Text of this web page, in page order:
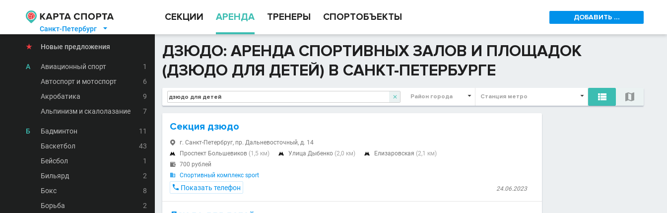
Санкт-Петербург 
СЕКЦИИ АРЕНДА ТРЕНЕРЫ СПОРТОБЪЕКТЫ ДОБАВИТЬ ...
★ Новые предложения
А Авиационный спорт
1
Автоспорт и мотоспорт
6
Акробатика
9
Альпинизм и скалолазание
7
Б Бадминтон
11
Баскетбол
43
Бейсбол
1
Бильярд
2
Бокс
8
Борьба
2
ДЗЮДО: АРЕНДА СПОРТИВНЫХ ЗАЛОВ И ПЛОЩАДОК
(ДЗЮДО ДЛЯ ДЕТЕЙ) В САНКТ-ПЕТЕРБУРГЕ
 Район города Станция метро  
Секция дзюдо
 г. Санкт-Петербруг, пр. Дальневосточный, д. 14
 Проспект Большевиков (1,5 км)  Улица Дыбенко (2,0 км)  Елизаровская (2,1 км)
 700 рублей

Спортивный комплекс sport
24.06.2023
 Показать телефон